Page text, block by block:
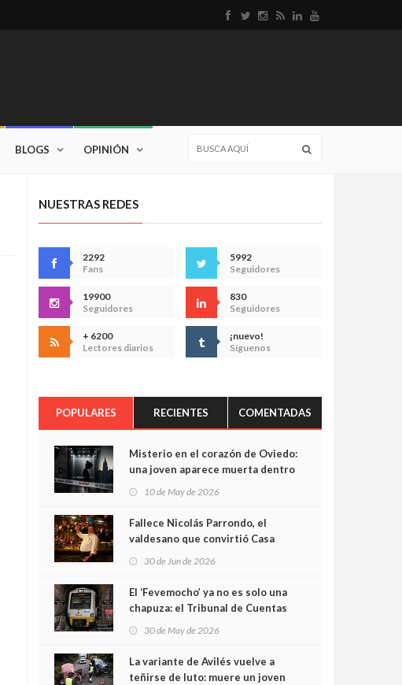
BLOGS OPINIÓN
NUESTRAS REDES
2292
Fans
5992
Seguidores
19900
Seguidores
830
Seguidores
+ 6200
Lectores diarios
¡nuevo!
Síguenos
POPULARES RECIENTES COMENTADAS
Misterio en el corazón de Oviedo:
una joven aparece muerta dentro
cámaras captan sus últimos
minutos
10 de May de 2026
Fallece Nicolás Parrondo, el
valdesano que convirtió Casa
30 de Jun de 2026
El ‘Fevemocho’ ya no es solo una
chapuza: el Tribunal de Cuentas
sobrecoste de los trenes que no
cabían por los túneles
30 de May de 2026
La variante de Avilés vuelve a
teñirse de luto: muere un joven